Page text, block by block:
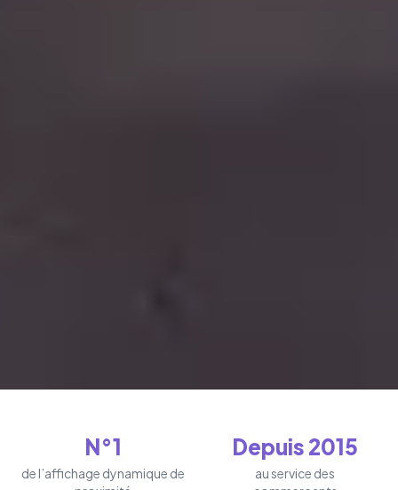
N°1
de l’affichage dynamique de
Depuis 2015
au service des